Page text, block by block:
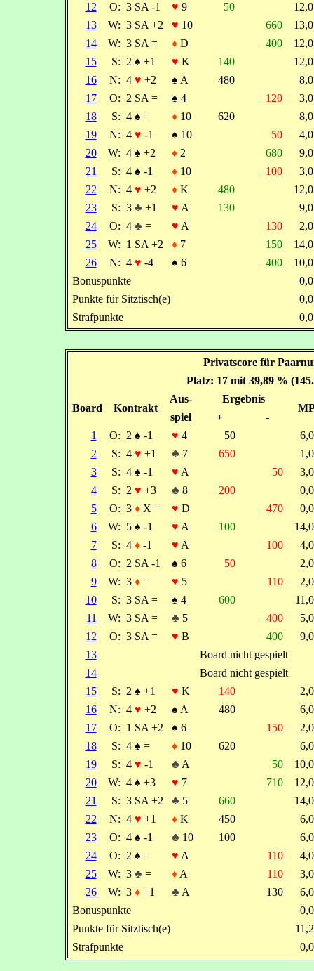
12
O: 3 SA -1 ♥ 9 50
13
W: 3 SA +2 ♥ 10 660
14
W: 3 SA = ♦D 400
15
S: 2 ♠ +1 ♥ K 140
16
N: 4 ♥ +2 ♠ A 480
17
O: 2 SA = ♠ 4 120
18
S: 4 ♠ = ♦10 620
19
N: 4 ♥ -1 ♠ 10 50
20
W: 4 ♠ +2 ♦2 680
21
S: 4 ♠ -1 ♦10 100
22
N: 4 ♥ +2 ♦K 480
23
S: 3 ♣ +1 ♥ A 130
24
O: 4 ♣ = ♥ A 130
25
W: 1 SA +2 ♦7 150
26
N: 4 ♥ -4 ♠ 6 400
Bonuspunkte
Punkte für Sitztisch(e)
Strafpunkte
Privatscore für
Platz: 17 mit 39,89 %
Board Kontrakt
Aus- Ergebnis
spiel +
-
1
O: 2 ♠ -1 ♥ 4 50
2
S: 4 ♥ +1 ♣ 7 650
3
S: 4 ♠ -1 ♥ A 50
4
S: 2 ♥ +3 ♣ 8 200
5
O: 3 ♦X = ♥ D 470
6
W: 5 ♠ -1 ♥ A 100
7
S: 4 ♦-1 ♥ A 100
8
O: 2 SA -1 ♠ 6 50
9
W: 3 ♦= ♥ 5 110
10
S: 3 SA = ♠ 4 600
11
W: 3 SA = ♣ 5 400
12
O: 3 SA = ♥ B 400
13
Board nicht gespielt
14
Board nicht gespielt
15
S: 2 ♠ +1 ♥ K 140
16
N: 4 ♥ +2 ♠ A 480
17
O: 1 SA +2 ♠ 6 150
18
S: 4 ♠ = ♦10 620
19
S: 4 ♥ -1 ♣ A 50
20
W: 4 ♠ +3 ♥ 7 710
21
S: 3 SA +2 ♣ 5 660
22
N: 4 ♥ +1 ♦K 450
23
O: 4 ♠ -1 ♣ 10 100
24
O: 2 ♠ = ♥ A 110
25
W: 3 ♣ = ♦A 110
26
W: 3 ♦+1 ♣ A 130
Bonuspunkte
Punkte für Sitztisch(e)
Strafpunkte